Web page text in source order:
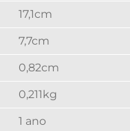
17,1cm
7,7cm
0,82cm
0,211kg
1 ano